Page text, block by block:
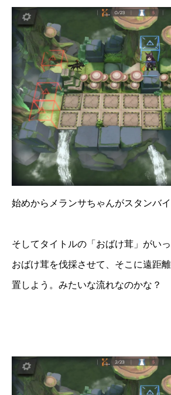
始めからメランサちゃんがスタンバイ
そしてタイトルの「おばけ茸」がい
おばけ茸を伐採させて、そこに遠距
置しよう。みたいな流れなのかな？